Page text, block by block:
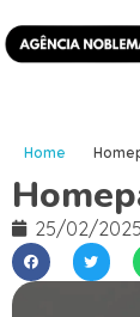
Home
25/02/2025